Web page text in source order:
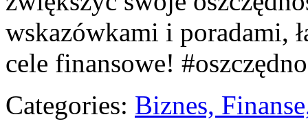
wskazówkami i poradami,
cele finansowe!
Categories: Biznes,